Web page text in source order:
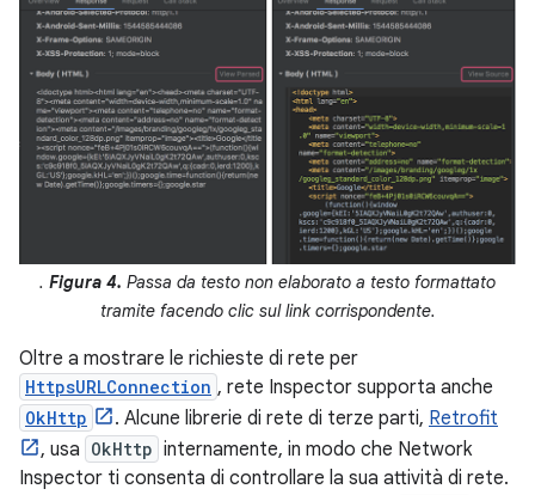
. Figura 4. Passa da testo non elaborato a testo formattato
tramite facendo clic sul link corrispondente.
Oltre a mostrare le richieste di rete per
HttpsURLConnection , rete Inspector supporta anche
OkHttp . Alcune librerie di rete di terze parti, Retrofit
, usa OkHttp internamente, in modo che Network
Inspector ti consenta di controllare la sua attività di rete.